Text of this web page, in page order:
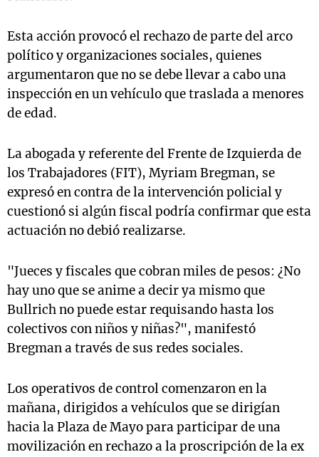
Esta acción provocó el rechazo de parte del arco
político y organizaciones sociales, quienes
argumentaron que no se debe llevar a cabo una
inspección en un vehículo que traslada a menores
de edad.
La abogada y referente del Frente de Izquierda de
los Trabajadores (FIT), Myriam Bregman, se
expresó en contra de la intervención policial y
cuestionó si algún fiscal podría confirmar que esta
actuación no debió realizarse.
"Jueces y fiscales que cobran miles de pesos: ¿No
hay uno que se anime a decir ya mismo que
Bullrich no puede estar requisando hasta los
colectivos con niños y niñas?", manifestó
Bregman a través de sus redes sociales.
Los operativos de control comenzaron en la
mañana, dirigidos a vehículos que se dirigían
hacia la Plaza de Mayo para participar de una
movilización en rechazo a la proscripción de la ex